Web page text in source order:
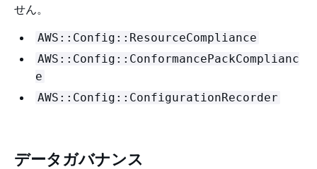
せん。
AWS::Config::ResourceCompliance
AWS::Config::ConformancePackComplianc
e
AWS::Config::ConfigurationRecorder
データガバナンス